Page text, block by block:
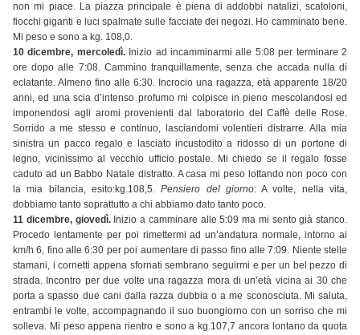
non mi piace. La piazza principale è piena di addobbi natalizi, scatoloni,
fiocchi giganti e luci spalmate sulle facciate dei negozi. Ho camminato bene.
Mi peso e sono a kg. 108,0.
10 dicembre, mercoledì. Inizio ad incamminarmi alle 5:08 per terminare 2
ore dopo alle 7:08. Cammino tranquillamente, senza che accada nulla di
eclatante. Almeno fino alle 6:30. Incrocio una ragazza, età apparente 18/20
anni, ed una scia d’intenso profumo mi colpisce in pieno mescolandosi ed
imponendosi agli aromi provenienti dal laboratorio del Caffè delle Rose.
Sorrido a me stesso e continuo, lasciandomi volentieri distrarre. Alla mia
sinistra un pacco regalo e lasciato incustodito a ridosso di un portone di
legno, vicinissimo al vecchio ufficio postale. Mi chiedo se il regalo fosse
caduto ad un Babbo Natale distratto. A casa mi peso lottando non poco con
la mia bilancia, esito:kg.108,5.Pensiero del giorno: A volte, nella vita,
dobbiamo tanto soprattutto a chi abbiamo dato tanto poco.
11 dicembre, giovedì.Inizio a camminare alle 5:09 ma mi sento già stanco.
Procedo lentamente per poi rimettermi ad un’andatura normale, intorno ai
km/h 6, fino alle 6:30 per poi aumentare di passo fino alle 7:09. Niente stelle
stamani, i cornetti appena sfornati sembrano seguirmi e per un bel pezzo di
strada. Incontro per due volte una ragazza mora di un’età vicina ai 30 che
porta a spasso due cani dalla razza dubbia o a me sconosciuta. Mi saluta,
entrambi le volte, accompagnando il suo buongiorno con un sorriso che mi
solleva. Mi peso appena rientro e sono a kg.107,7 ancora lontano da quota